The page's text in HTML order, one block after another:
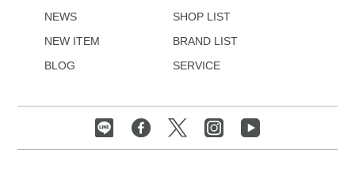
NEWS
NEW ITEM
BLOG
SHOP LIST
BRAND LIST
SERVICE